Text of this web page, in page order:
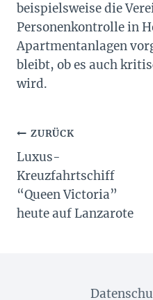
beispielsweise die
Personenkontrolle in
Apartmentanlagen
bleibt, ob es auch
wird.
ZURÜCK
Luxus-
Kreuzfahrtschiff
“Queen Victoria”
heute auf Lanzarote